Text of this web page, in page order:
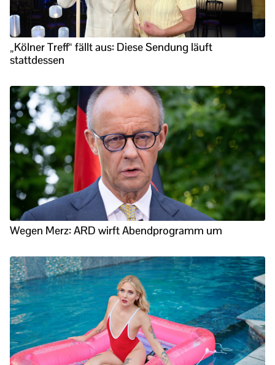
„Kölner Treff“ fällt aus: Diese Sendung läuft
stattdessen
Wegen Merz: ARD wirft Abendprogramm um